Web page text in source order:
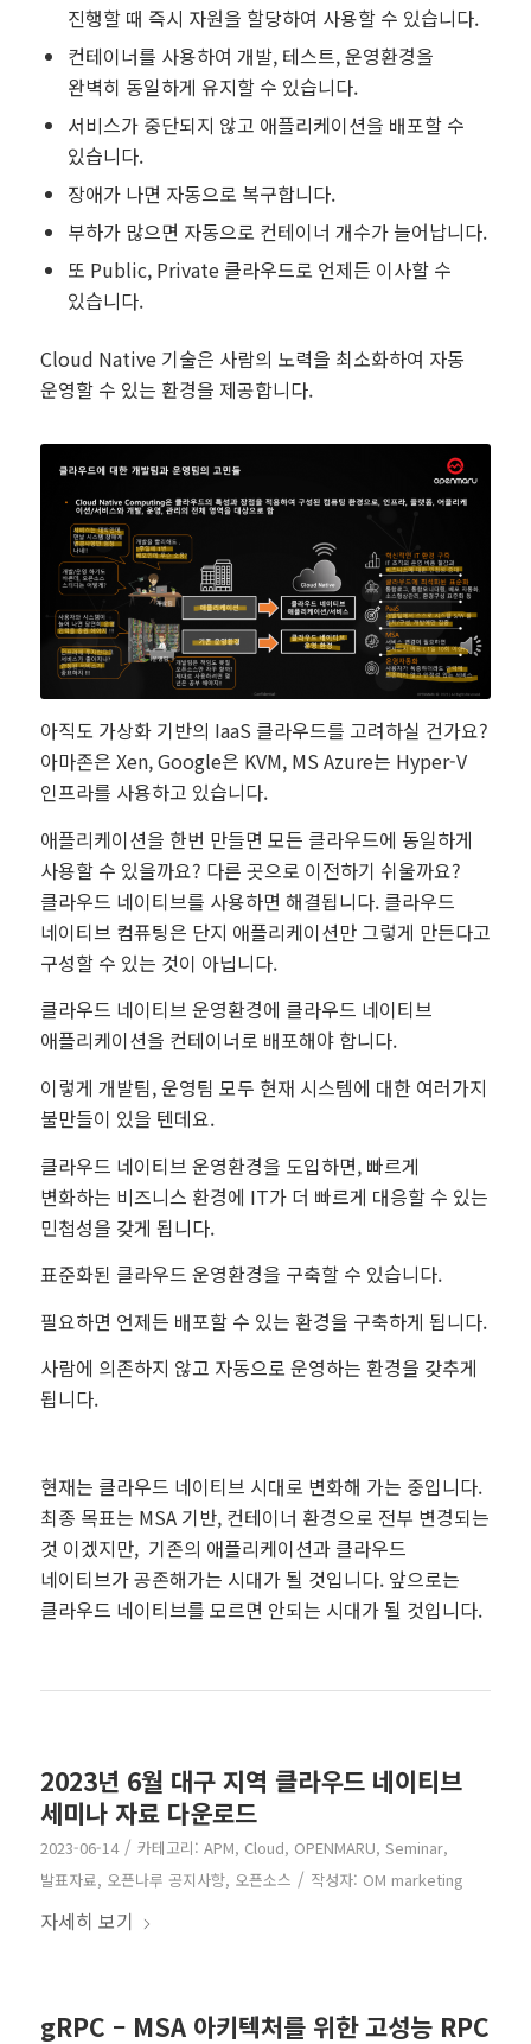
진행할 때 즉시 자원을 할당하여 사용할 수 있습니다.
컨테이너를 사용하여 개발, 테스트, 운영환경을
완벽히 동일하게 유지할 수 있습니다.
서비스가 중단되지 않고 애플리케이션을 배포할 수
있습니다.
장애가 나면 자동으로 복구합니다.
부하가 많으면 자동으로 컨테이너 개수가 늘어납니다.
또 Public, Private 클라우드로 언제든 이사할 수
있습니다.
Cloud Native 기술은 사람의 노력을 최소화하여 자동
운영할 수 있는 환경을 제공합니다.
아직도 가상화 기반의 IaaS 클라우드를 고려하실 건가요?
아마존은 Xen, Google은 KVM, MS Azure는 Hyper-V
인프라를 사용하고 있습니다.
애플리케이션을 한번 만들면 모든 클라우드에 동일하게
사용할 수 있을까요? 다른 곳으로 이전하기 쉬울까요?
클라우드 네이티브를 사용하면 해결됩니다. 클라우드
네이티브 컴퓨팅은 단지 애플리케이션만 그렇게 만든다고
구성할 수 있는 것이 아닙니다.
클라우드 네이티브 운영환경에 클라우드 네이티브
애플리케이션을 컨테이너로 배포해야 합니다.
이렇게 개발팀, 운영팀 모두 현재 시스템에 대한 여러가지
불만들이 있을 텐데요.
클라우드 네이티브 운영환경을 도입하면, 빠르게
변화하는 비즈니스 환경에 IT가 더 빠르게 대응할 수 있는
민첩성을 갖게 됩니다.
표준화된 클라우드 운영환경을 구축할 수 있습니다.
필요하면 언제든 배포할 수 있는 환경을 구축하게 됩니다.
사람에 의존하지 않고 자동으로 운영하는 환경을 갖추게
됩니다.
현재는 클라우드 네이티브 시대로 변화해 가는 중입니다.
최종 목표는 MSA 기반, 컨테이너 환경으로 전부 변경되는
것 이겠지만, 기존의 애플리케이션과 클라우드
네이티브가 공존해가는 시대가 될 것입니다. 앞으로는
클라우드 네이티브를 모르면 안되는 시대가 될 것입니다.
2023년 6월 대구 지역 클라우드 네이티브
세미나 자료 다운로드
2023-06-14 / 카테고리: APM, Cloud, OPENMARU, Seminar,
발표자료, 오픈나루 공지사항, 오픈소스 / 작성자: OM marketing
자세히 보기
gRPC – MSA 아키텍처를 위한 고성능 RPC